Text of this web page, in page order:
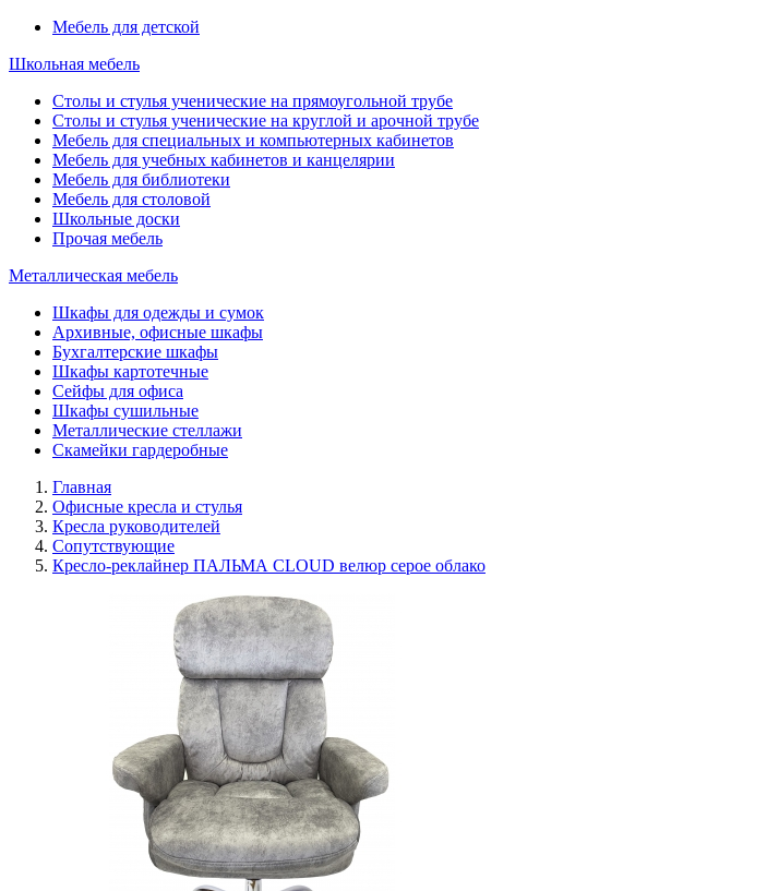
Мебель для детской
Школьная мебель
Столы и стулья ученические на прямоугольной трубе
Столы и стулья ученические на круглой и арочной трубе
Мебель для специальных и компьютерных кабинетов
Мебель для учебных кабинетов и канцелярии
Мебель для библиотеки
Мебель для столовой
Школьные доски
Прочая мебель
Металлическая мебель
Шкафы для одежды и сумок
Архивные, офисные шкафы
Бухгалтерские шкафы
Шкафы картотечные
Сейфы для офиса
Шкафы сушильные
Металлические стеллажи
Скамейки гардеробные
Главная
Офисные кресла и стулья
Кресла руководителей
Сопутствующие
Кресло-реклайнер ПАЛЬМА CLOUD велюр серое облако